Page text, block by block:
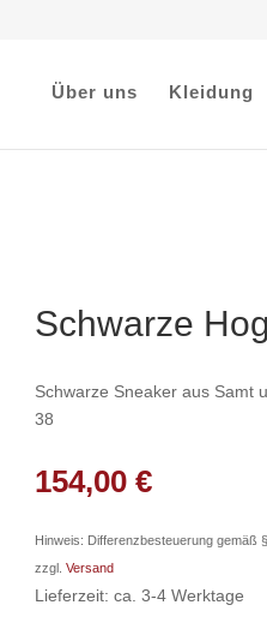
Über uns Kleidung
Schwarze
Schwarze Sneaker aus Samt
38
154,00 €
Hinweis: Differenzbesteuerung gemäß
zzgl. Versand
Lieferzeit: ca. 3-4 Werktage